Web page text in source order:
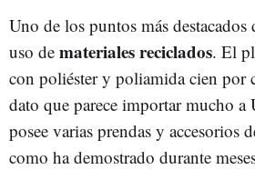
Uno de los puntos más destacados
uso de materiales reciclados. El
con poliéster y poliamida cien por
dato que parece importar mucho a
posee varias prendas y accesorios
como ha demostrado durante